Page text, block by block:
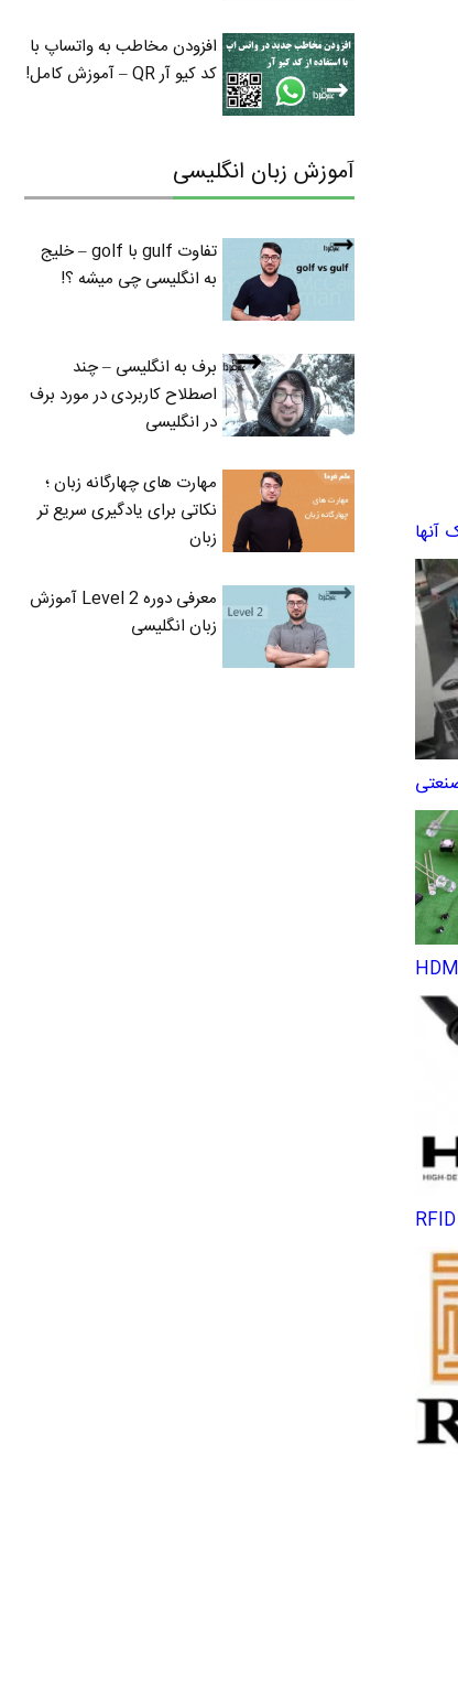
افزودن مخاطب به واتساپ با
کد کیو آر QR – آموزش کامل!
آموزش زبان انگلیسی
تفاوت gulf با golf – خلیج
به انگلیسی چی میشه ؟!
برف به انگلیسی – چند
اصطلاح کاربردی در مورد برف
در انگلیسی
مهارت های چهارگانه زبان ؛
نکاتی برای یادگیری سریع تر
زبان
معرفی دوره Level 2 آموزش
زبان انگلیسی